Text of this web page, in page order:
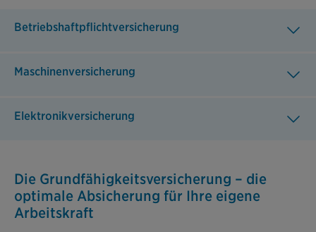
Betriebshaftpflichtversicherung
Maschinenversicherung
Elektronikversicherung
Die Grundfähigkeits­versicherung – die
optimale Absicherung für Ihre eigene
Arbeitskraft